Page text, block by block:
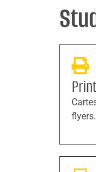
Print